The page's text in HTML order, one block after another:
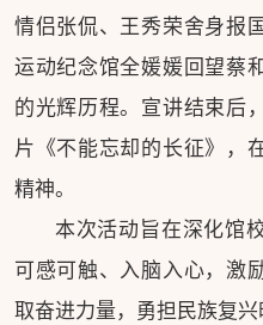
情侣张侃、王秀荣舍身报
运动纪念馆全媛媛回望蔡
的光辉历程。宣讲结束后
片《不能忘却的长征》，
精神。
本次活动旨在深化馆
可感可触、入脑入心，激
取奋进力量，勇担民族复兴